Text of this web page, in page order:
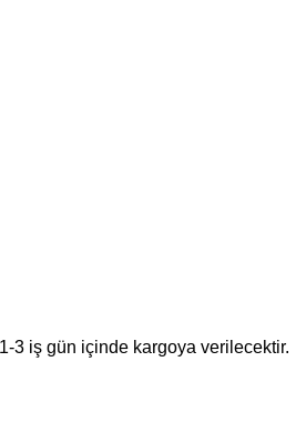
3 iş gün içinde kargoya verilecektir.